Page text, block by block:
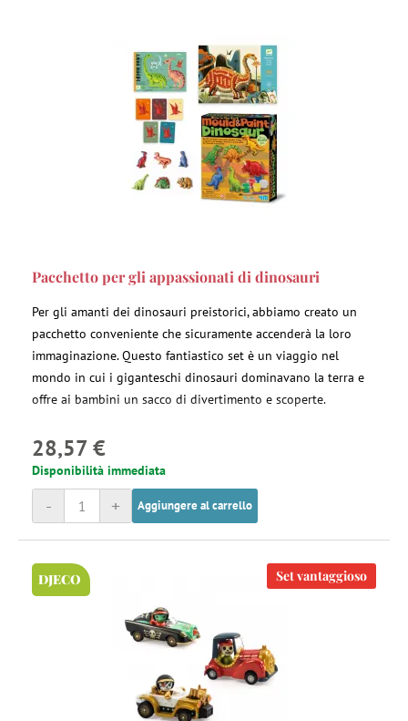
Pacchetto per gli appassionati di dinosauri
Per gli amanti dei dinosauri preistorici, abbiamo creato un
pacchetto conveniente che sicuramente accenderà la loro
immaginazione. Questo fantiastico set è un viaggio nel
mondo in cui i giganteschi dinosauri dominavano la terra e
offre ai bambini un sacco di divertimento e scoperte.
28,57 €
Disponibilità immediata
+
- Aggiungere al carrello
DJECO Set vantaggioso